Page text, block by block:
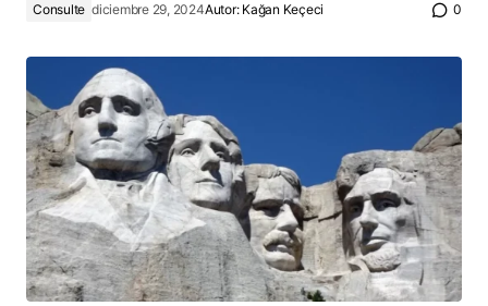
Consulte diciembre 29, 2024Autor: Kağan Keçeci 0